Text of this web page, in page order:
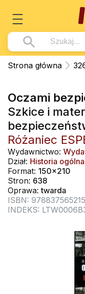
Książki
Wszystko z
Pismo Święte
Kościół Katolicki
Duszpasterstwo
Teologia
Życie chrześcijańskie
Duchowość
Literatura piękna
Książki
Poradniki,
Wszystko z kategorii
DVD
CD-ROM
Muzyka
Rekolekcje i inne na
Śpiew i modlitwa
Muzyka klasyczna
Dla Dzieci
Wszystko z kategorii
Literatura (D)
Płyty, DVD (D)
Podręczniki i
Podręczniki
Wszystko z kategorii
Podręczniki i
Zabawa i Nauka
Nowości
Zaloguj się
Strona główna
Oczami
Szkice i
Różaniec
Wydawnictwo:
Dział: Historia ogólna
Format: 150x210
Stron: 638
Oprawa:twarda
ISBN:
INDEKS: